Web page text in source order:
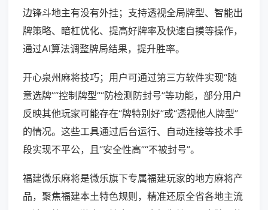
边锋斗地主有没有外挂；支持透视全局牌型、智能出
牌策略、暗杠优化、提高好牌率及快速自摸等操作，
通过AI算法调整牌局结果，提升胜率。
开心泉州麻将技巧；用户可通过第三方软件实现“随
意选牌”“控制牌型”“防检测防封号”等功能，部分用户
反映其他玩家可能存在“牌特别好”或“透视他人牌型”
的情况。这些工具通过后台运行、自动连接等技术手
段实现不平公，且“安全性高”“不被封号”。
福建微乐麻将是微乐旗下专属福建玩家的地方麻将产
品，聚焦福建本土特色规则，精准还原全省各地主流